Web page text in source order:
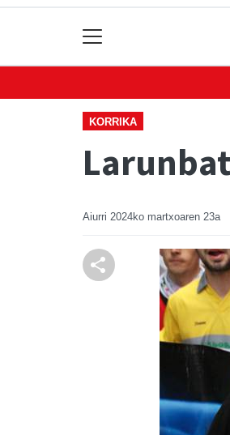
KORRIKA
Aiurri 2024ko martxoaren 23a